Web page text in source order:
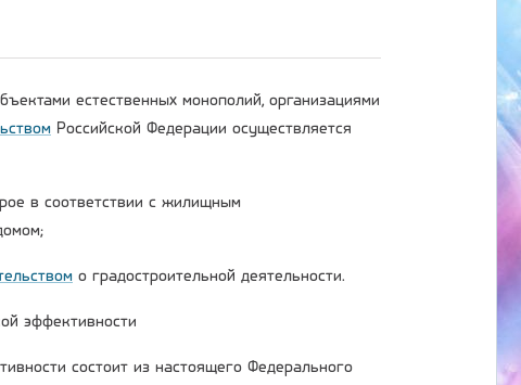
естественных монополий, организациями
Российской Федерации осуществляется
в соответствии с жилищным
о градостроительной деятельности.
эффективности
состоит из настоящего Федерального